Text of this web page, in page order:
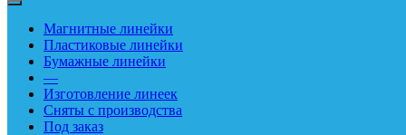
Магнитные линейки
Пластиковые линейки
Бумажные линейки
—
Изготовление линеек
Сняты с производства
Под заказ